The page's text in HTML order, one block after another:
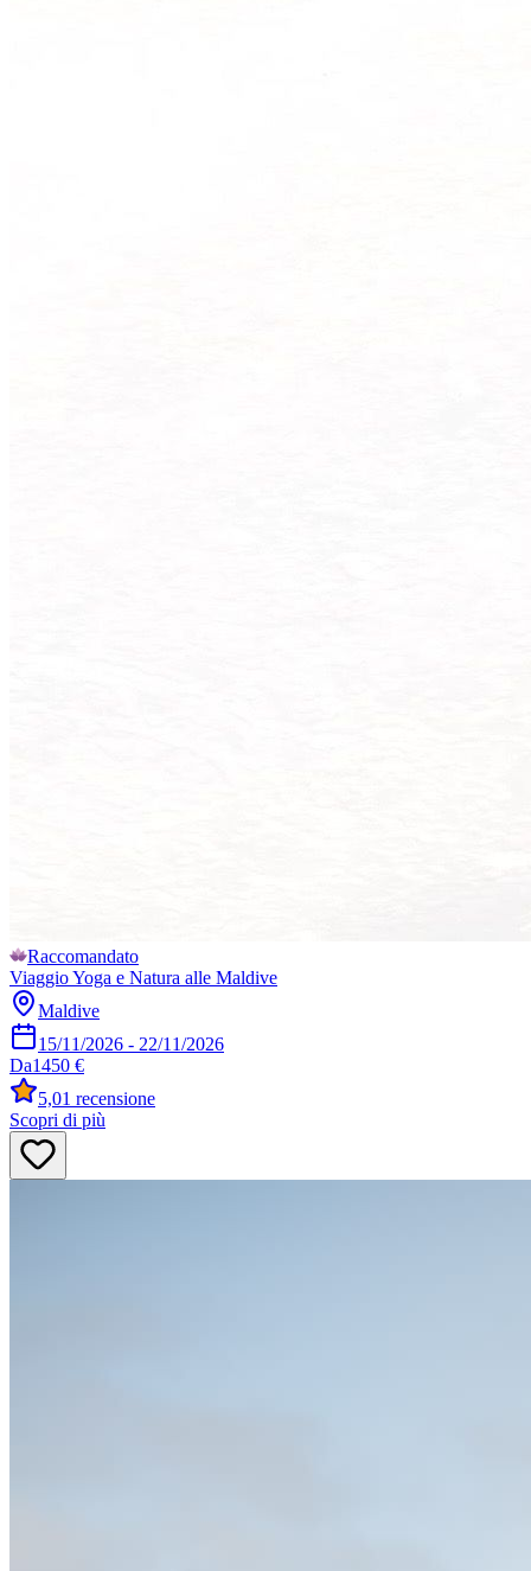
Raccomandato
Viaggio Yoga e Natura alle Maldive
Maldive
15/11/2026 - 22/11/2026
Da1450 €
5,01 recensione
Scopri di più